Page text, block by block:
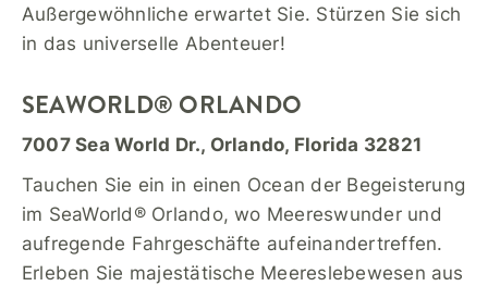
Außergewöhnliche erwartet Sie. Stürzen Sie sich
in das universelle Abenteuer!
SEAWORLD® ORLANDO
7007 Sea World Dr., Orlando, Florida 32821
Tauchen Sie ein in einen Ocean der Begeisterung
im SeaWorld® Orlando, wo Meereswunder und
aufregende Fahrgeschäfte aufeinandertreffen.
Erleben Sie majestätische Meereslebewesen aus